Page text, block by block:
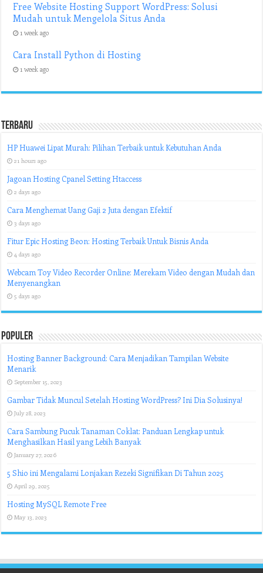
Free Website Hosting Support WordPress: Solusi
Mudah untuk Mengelola Situs Anda
1 week ago
Cara Install Python di Hosting
1 week ago
Terbaru
HP Huawei Lipat Murah: Pilihan Terbaik untuk Kebutuhan Anda
21 hours ago
Jagoan Hosting Cpanel Setting Htaccess
2 days ago
Cara Menghemat Uang Gaji 2 Juta dengan Efektif
3 days ago
Fitur Epic Hosting Beon: Hosting Terbaik Untuk Bisnis Anda
4 days ago
Webcam Toy Video Recorder Online: Merekam Video dengan Mudah dan
Menyenangkan
5 days ago
Populer
Hosting Banner Background: Cara Menjadikan Tampilan Website
Menarik
September 15, 2023
Gambar Tidak Muncul Setelah Hosting WordPress? Ini Dia Solusinya!
July 28, 2023
Cara Sambung Pucuk Tanaman Coklat: Panduan Lengkap untuk
Menghasilkan Hasil yang Lebih Banyak
January 27, 2026
5 Shio ini Mengalami Lonjakan Rezeki Signifikan Di Tahun 2025
April 29, 2025
Hosting MySQL Remote Free
May 13, 2023